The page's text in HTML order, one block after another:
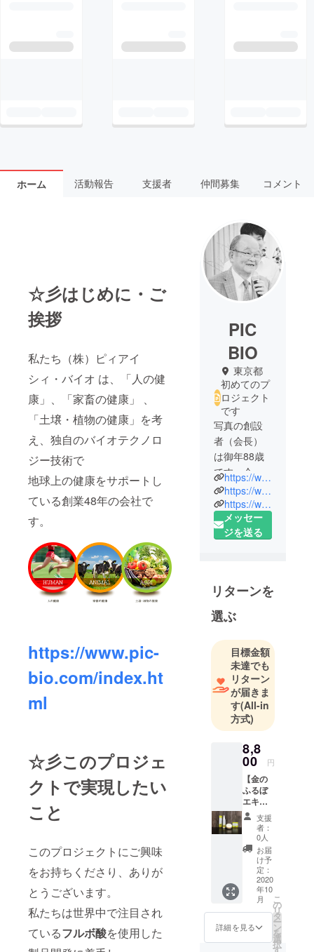
ホーム 活動報告 支援者 仲間募集 コメント
☆彡はじめに・ご
挨拶
私たち（株）ピィアイ
シィ・バイオ は、「人の健
康」、「家畜の健康」 、
「土壌・植物の健康」を考
え、独自のバイオテクノロ
ジー技術で
地球上の健康をサポートし
ている創業48年の会社で
す。
https://www.pic-
bio.com/index.ht
ml
☆彡このプロジェ
クトで実現したい
こと
このプロジェクトにご興味
をお持ちくださり、ありが
とうございます。
私たちは世界中で注目され
ているフルボ酸を使用した
PIC
BIO
東京都
初めてのプ
ロジェクト
です
写真の創設
者（会長）
は御年88歳
です。今で
も現役で元
気に通勤電
車に揺られ
ながら、片
ておられま
す。自身で
開発された
健康補助食
品（バイタ
リンZ）を摂
り、毎日開
発に勤しん
でいます。
私たちピィ
アイシィ・
バイオは、
地球上の健
康を第一に
考え、地球
に優しい製
品を提供し
https://www.pic-bio.com/index.html
https://www.pic-bio.com/blog/
https://www.facebook.com/picbio
メッセー
ジを送る
リターンを
選ぶ
目標金額
未達でも
リターン
が届きま
す(All-in
方式)
8,8
00 円
【金の
ふるぼ
エキ
ス】1瓶
（100m
l） 【金
のふる
ぼ石
鹸】 1
個（120
NET）
※送料込
みで配
送させ
ていた
支援
者：
0人
お届
け予
定：
2020
年10
月
詳細を見る
こ
の
リ
タ
ー
ン
を
選
択
す